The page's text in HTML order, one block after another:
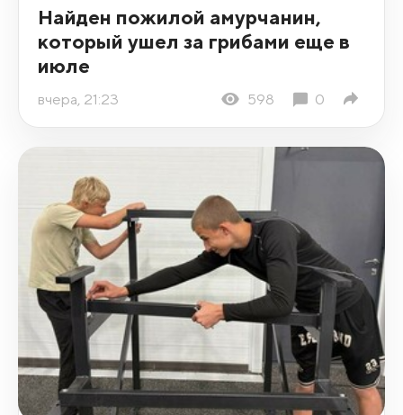
Найден пожилой амурчанин,
который ушел за грибами еще в
июле
вчера, 21:23 598 0